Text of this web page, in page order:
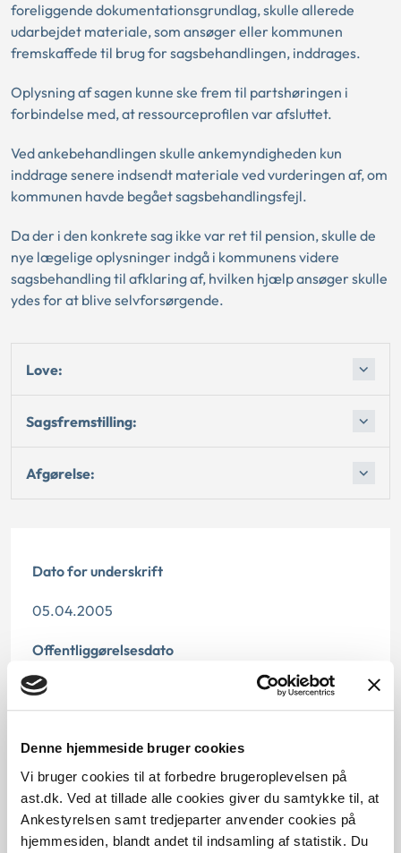
Denne hjemmeside bruger cookies
Vi bruger cookies til at forbedre brugeroplevelsen på
ast.dk. Ved at tillade alle cookies giver du samtykke til, at
Ankestyrelsen samt tredjeparter anvender cookies på
hjemmesiden, blandt andet til indsamling af statistik. Du
foreliggende dokumentationsgrundlag, skulle allerede
udarbejdet materiale, som ansøger eller kommunen
fremskaffede til brug for sagsbehandlingen, inddrages.
Oplysning af sagen kunne ske frem til partshøringen i
forbindelse med, at ressourceprofilen var afsluttet.
Ved ankebehandlingen skulle ankemyndigheden kun
inddrage senere indsendt materiale ved vurderingen af, om
kommunen havde begået sagsbehandlingsfejl.
Da der i den konkrete sag ikke var ret til pension, skulle de
nye lægelige oplysninger indgå i kommunens videre
sagsbehandling til afklaring af, hvilken hjælp ansøger skulle
ydes for at blive selvforsørgende.
Love:
Sagsfremstilling:
Afgørelse:
Dato for underskrift
05.04.2005
Offentliggørelsesdato
11.07.2013
da den er erstattet af principafgørelse 39-17.
Paragraf
§ 17